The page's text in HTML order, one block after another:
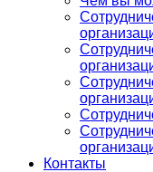
Контакты